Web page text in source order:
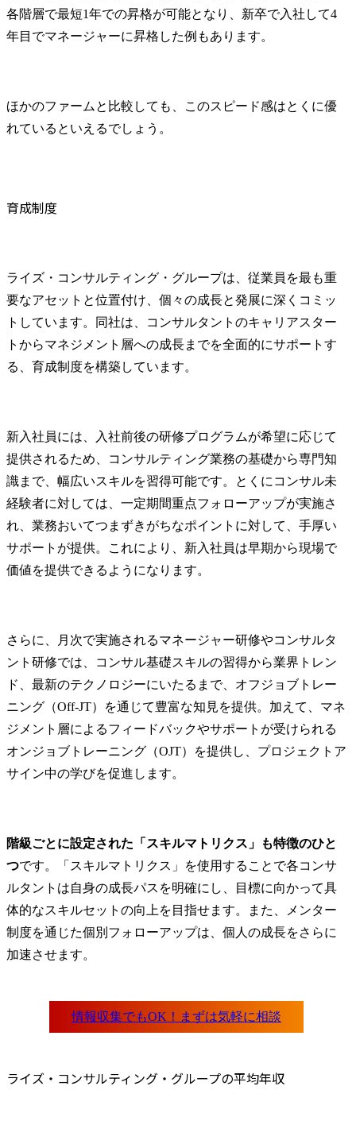
各階層で最短1年での昇格が可能となり、新卒で入社して4
年目でマネージャーに昇格した例もあります。
ほかのファームと比較しても、このスピード感はとくに優
れているといえるでしょう。
育成制度
ライズ・コンサルティング・グループは、従業員を最も重
要なアセットと位置付け、個々の成長と発展に深くコミッ
トしています。同社は、コンサルタントのキャリアスター
トからマネジメント層への成長までを全面的にサポートす
る、育成制度を構築しています。
新入社員には、入社前後の研修プログラムが希望に応じて
提供されるため、コンサルティング業務の基礎から専門知
識まで、幅広いスキルを習得可能です。とくにコンサル未
経験者に対しては、一定期間重点フォローアップが実施さ
れ、業務おいてつまずきがちなポイントに対して、手厚い
サポートが提供。これにより、新入社員は早期から現場で
価値を提供できるようになります。
さらに、月次で実施されるマネージャー研修やコンサルタ
ント研修では、コンサル基礎スキルの習得から業界トレン
ド、最新のテクノロジーにいたるまで、オフジョブトレー
ニング（Off-JT）を通じて豊富な知見を提供。加えて、マネ
ジメント層によるフィードバックやサポートが受けられる
オンジョブトレーニング（OJT）を提供し、プロジェクトア
サイン中の学びを促進します。
階級ごとに設定された「スキルマトリクス」も特徴のひと
つです。「スキルマトリクス」を使用することで各コンサ
ルタントは自身の成長パスを明確にし、目標に向かって具
体的なスキルセットの向上を目指せます。また、メンター
制度を通じた個別フォローアップは、個人の成長をさらに
加速させます。
ライズ・コンサルティング・グループの平均年収